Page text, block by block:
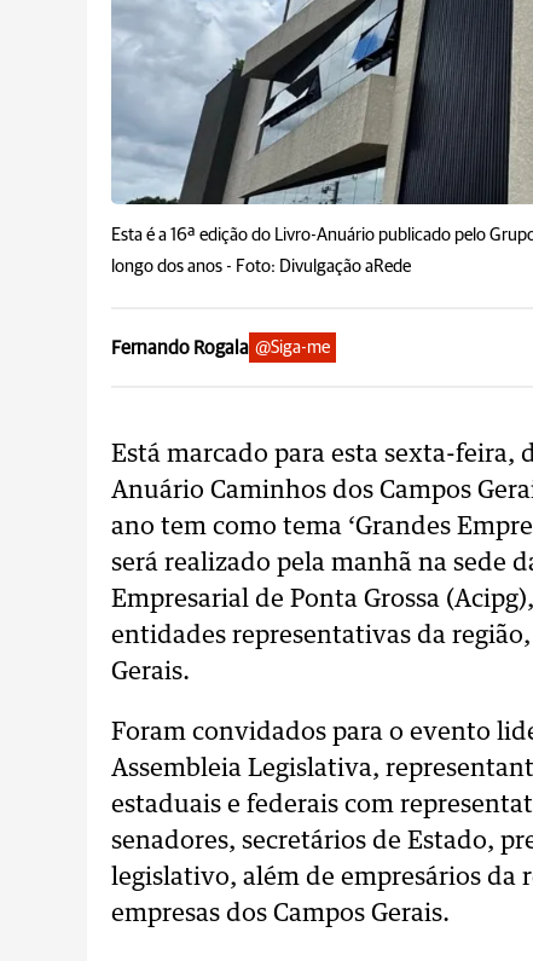
Esta é a 16ª edição do Livro-Anuário publicado pelo
longo dos anos - Foto: Divulgação aRede
Fernando Rogala @Siga-me
Está marcado para esta sexta-
Anuário Caminhos dos Campos
ano tem como tema ‘Grandes
será realizado pela manhã na sede
Empresarial de Ponta Grossa
entidades representativas da
Gerais.
Foram convidados para o evento
Assembleia Legislativa,
estaduais e federais com
senadores, secretários de Estado,
legislativo, além de empresários da
empresas dos Campos Gerais.